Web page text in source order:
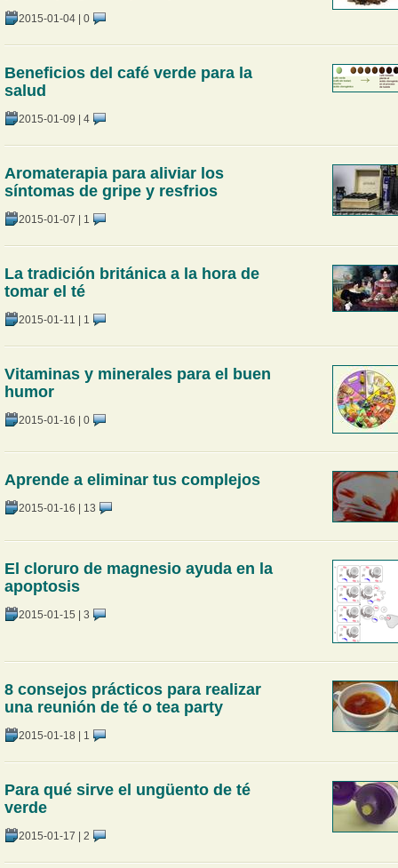
2015-01-04| 0
Beneficios del café verde para la
salud
2015-01-09 | 4
Aromaterapia para aliviar los
síntomas de gripe y resfrios
2015-01-07 | 1
La tradición británica a la hora de
tomar el té
2015-01-11 | 1
Vitaminas y minerales para el buen
humor
2015-01-16 | 0
Aprende a eliminar tus complejos
2015-01-16 | 13
El cloruro de magnesio ayuda en la
apoptosis
2015-01-15 | 3
8 consejos prácticos para realizar
una reunión de té o tea party
2015-01-18 | 1
Para qué sirve el ungüento de té
verde
2015-01-17 | 2